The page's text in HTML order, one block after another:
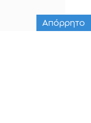
Απόρρητο